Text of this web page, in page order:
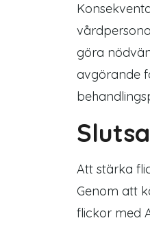
göra
avgörande
Att stärka
Genom att
flickor med